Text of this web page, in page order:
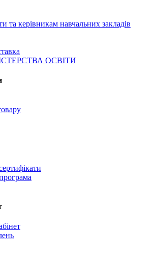
та керівникам навчальних закладів
ОСВІТИ